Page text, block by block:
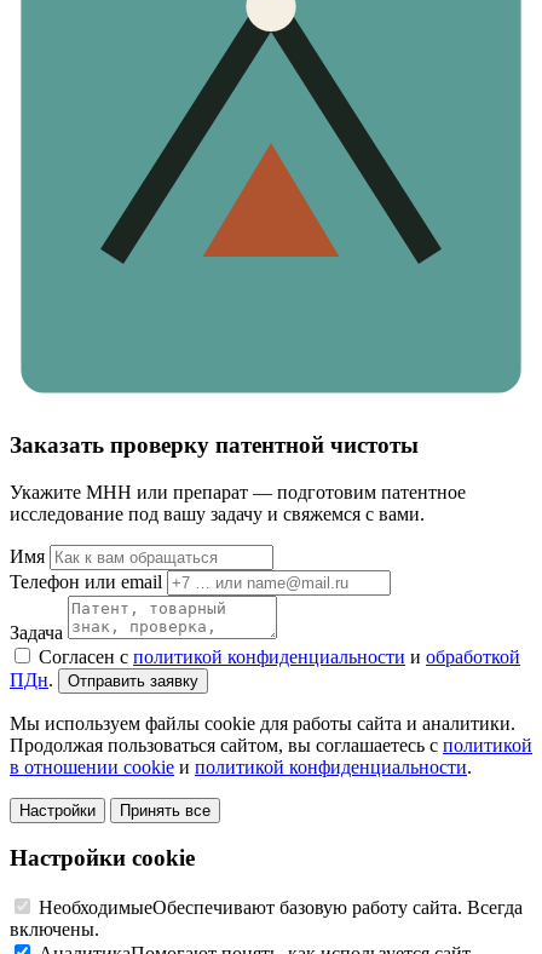
Заказать проверку патентной чистоты
Укажите МНН или препарат — подготовим патентное
исследование под вашу задачу и свяжемся с вами.
Имя
Телефон или email
Задача
Согласен с политикой конфиденциальности и обработкой
ПДн. Отправить заявку
Мы используем файлы cookie для работы сайта и аналитики.
Продолжая пользоваться сайтом, вы соглашаетесь с политикой
в отношении cookie и политикой конфиденциальности.
Настройки Принять все
Настройки cookie
НеобходимыеОбеспечивают базовую работу сайта. Всегда
включены.